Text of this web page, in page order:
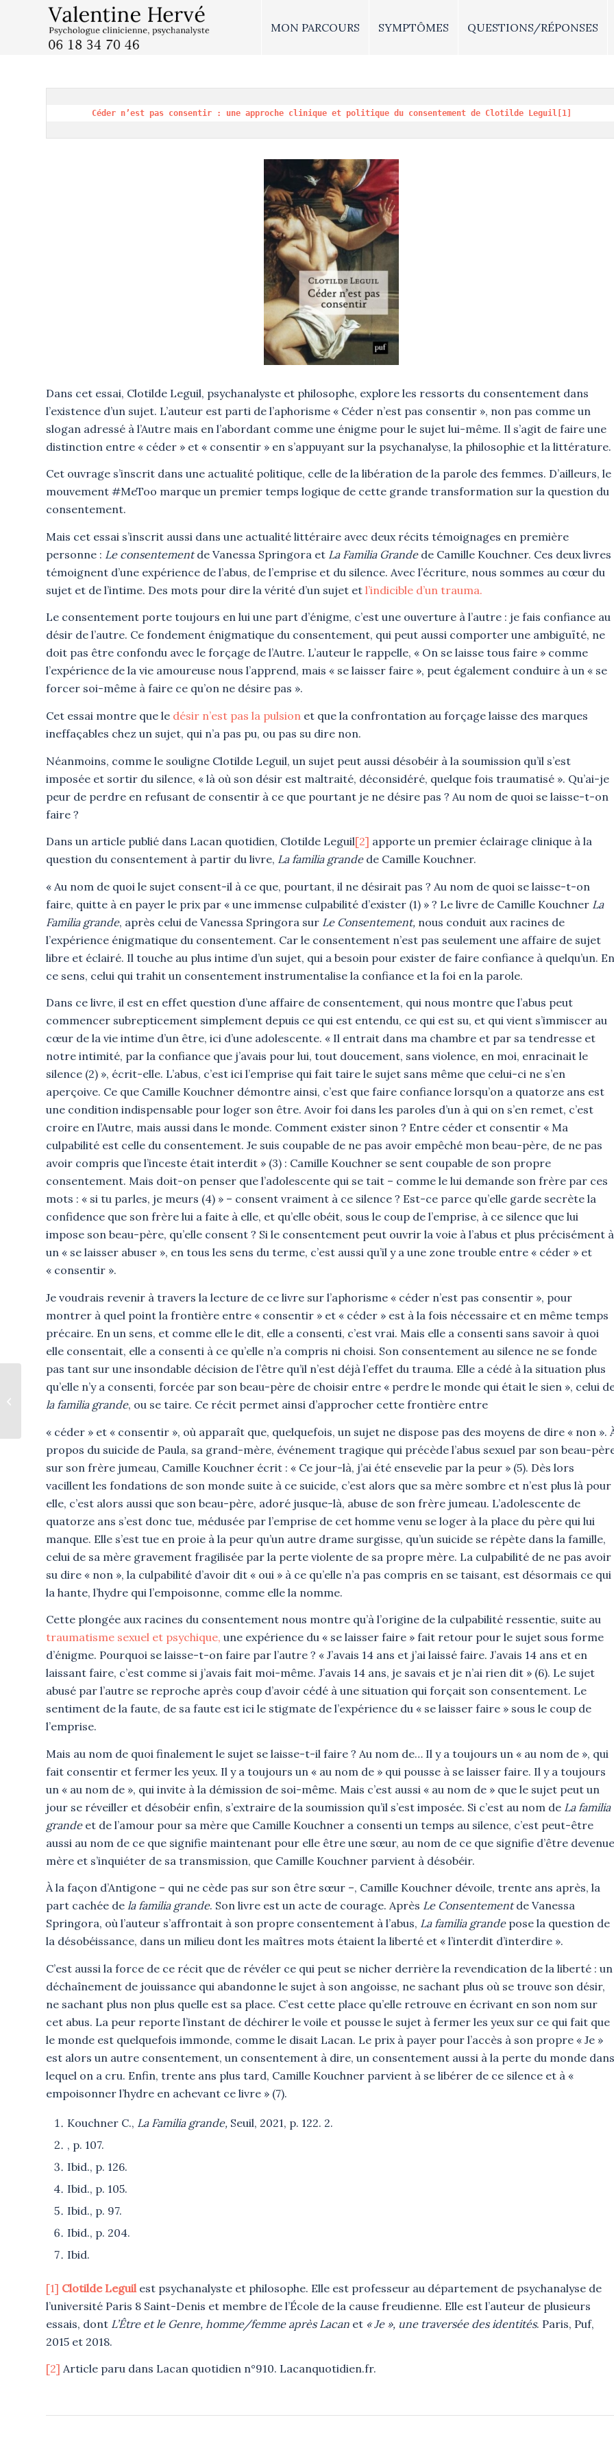
MON PARCOURS SYMPTÔMES QUESTIONS/RÉPONSES
Céder n’est pas consentir : une approche clinique et politique du consentement de Clotilde Leguil[1]
Dans cet essai, Clotilde Leguil, psychanalyste et philosophe, explore les ressorts du consentement dans
l’existence d’un sujet. L’auteur est parti de l’aphorisme « Céder n’est pas consentir », non pas comme un
slogan adressé à l’Autre mais en l’abordant comme une énigme pour le sujet lui-même. Il s’agit de faire une
distinction entre « céder » et « consentir » en s’appuyant sur la psychanalyse, la philosophie et la littérature.
Cet ouvrage s’inscrit dans une actualité politique, celle de la libération de la parole des femmes. D’ailleurs, le
mouvement #MeToo marque un premier temps logique de cette grande transformation sur la question du
consentement.
Mais cet essai s’inscrit aussi dans une actualité littéraire avec deux récits témoignages en première
personne : Le consentementde Vanessa Springora et La Familia Grandede Camille Kouchner. Ces deux livres
témoignent d’une expérience de l’abus, de l’emprise et du silence. Avec l’écriture, nous sommes au cœur du
sujet et de l’intime. Des mots pour dire la vérité d’un sujet et l’indicible d’un trauma.
Le consentement porte toujours en lui une part d’énigme, c’est une ouverture à l’autre : je fais confiance au
désir de l’autre. Ce fondement énigmatique du consentement, qui peut aussi comporter une ambiguïté, ne
doit pas être confondu avec le forçage de l’Autre. L’auteur le rappelle, « On se laisse tous faire » comme
l’expérience de la vie amoureuse nous l’apprend, mais « se laisser faire », peut également conduire à un « se
forcer soi-même à faire ce qu’on ne désire pas ».
Cet essai montre que le désir n’est pas la pulsion et que la confrontation au forçage laisse des marques
ineffaçables chez un sujet, qui n’a pas pu, ou pas su dire non.
Néanmoins, comme le souligne Clotilde Leguil, un sujet peut aussi désobéir à la soumission qu’il s’est
imposée et sortir du silence, « là où son désir est maltraité, déconsidéré, quelque fois traumatisé ». Qu’ai-je
peur de perdre en refusant de consentir à ce que pourtant je ne désire pas ? Au nom de quoi se laisse-t-on
faire ?
Dans un article publié dans Lacan quotidien, Clotilde Leguil[2] apporte un premier éclairage clinique à la
question du consentement à partir du livre, La familia grandede Camille Kouchner.
« Au nom de quoi le sujet consent-il à ce que, pourtant, il ne désirait pas ? Au nom de quoi se laisse-t-on
faire, quitte à en payer le prix par « une immense culpabilité d’exister (1) » ? Le livre de Camille Kouchner La
Familia grande, après celui de Vanessa Springora sur Le Consentement, nous conduit aux racines de
l’expérience énigmatique du consentement. Car le consentement n’est pas seulement une affaire de sujet
libre et éclairé. Il touche au plus intime d’un sujet, qui a besoin pour exister de faire confiance à quelqu’un. En
ce sens, celui qui trahit un consentement instrumentalise la confiance et la foi en la parole.
Dans ce livre, il est en effet question d’une affaire de consentement, qui nous montre que l’abus peut
commencer subrepticement simplement depuis ce qui est entendu, ce qui est su, et qui vient s’immiscer au
cœur de la vie intime d’un être, ici d’une adolescente. « Il entrait dans ma chambre et par sa tendresse et
notre intimité, par la confiance que j’avais pour lui, tout doucement, sans violence, en moi, enracinait le
silence (2) », écrit-elle. L’abus, c’est ici l’emprise qui fait taire le sujet sans même que celui-ci ne s’en
aperçoive. Ce que Camille Kouchner démontre ainsi, c’est que faire confiance lorsqu’on a quatorze ans est
une condition indispensable pour loger son être. Avoir foi dans les paroles d’un à qui on s’en remet, c’est
croire en l’Autre, mais aussi dans le monde. Comment exister sinon ? Entre céder et consentir « Ma
culpabilité est celle du consentement. Je suis coupable de ne pas avoir empêché mon beau-père, de ne pas
avoir compris que l’inceste était interdit » (3) : Camille Kouchner se sent coupable de son propre
consentement. Mais doit-on penser que l’adolescente qui se tait – comme le lui demande son frère par ces
mots : « si tu parles, je meurs (4) » – consent vraiment à ce silence ? Est-ce parce qu’elle garde secrète la
confidence que son frère lui a faite à elle, et qu’elle obéit, sous le coup de l’emprise, à ce silence que lui
impose son beau-père, qu’elle consent ? Si le consentement peut ouvrir la voie à l’abus et plus précisément à
un « se laisser abuser », en tous les sens du terme, c’est aussi qu’il y a une zone trouble entre « céder » et
« consentir ».
Je voudrais revenir à travers la lecture de ce livre sur l’aphorisme « céder n’est pas consentir », pour
montrer à quel point la frontière entre « consentir » et « céder » est à la fois nécessaire et en même temps
précaire. En un sens, et comme elle le dit, elle a consenti, c’est vrai. Mais elle a consenti sans savoir à quoi
elle consentait, elle a consenti à ce qu’elle n’a compris ni choisi. Son consentement au silence ne se fonde
pas tant sur une insondable décision de l’être qu’il n’est déjà l’effet du trauma. Elle a cédé à la situation plus
qu’elle n’y a consenti, forcée par son beau-père de choisir entre « perdre le monde qui était le sien », celui
la familia grande, ou se taire. Ce récit permet ainsi d’approcher cette frontière entre
« céder » et « consentir », où apparaît que, quelquefois, un sujet ne dispose pas des moyens de dire « non ».
propos du suicide de Paula, sa grand-mère, événement tragique qui précède l’abus sexuel par son beau-
sur son frère jumeau, Camille Kouchner écrit : « Ce jour-là, j’ai été ensevelie par la peur » (5). Dès lors
vacillent les fondations de son monde suite à ce suicide, c’est alors que sa mère sombre et n’est plus là pour
elle, c’est alors aussi que son beau-père, adoré jusque-là, abuse de son frère jumeau. L’adolescente de
quatorze ans s’est donc tue, médusée par l’emprise de cet homme venu se loger à la place du père qui lui
manque. Elle s’est tue en proie à la peur qu’un autre drame surgisse, qu’un suicide se répète dans la famille,
celui de sa mère gravement fragilisée par la perte violente de sa propre mère. La culpabilité de ne pas avoir
su dire « non », la culpabilité d’avoir dit « oui » à ce qu’elle n’a pas compris en se taisant, est désormais ce qui
la hante, l’hydre qui l’empoisonne, comme elle la nomme.
Cette plongée aux racines du consentement nous montre qu’à l’origine de la culpabilité ressentie, suite au
traumatisme sexuel et psychique, une expérience du « se laisser faire » fait retour pour le sujet sous forme
d’énigme. Pourquoi se laisse-t-on faire par l’autre ? « J’avais 14 ans et j’ai laissé faire. J’avais 14 ans et en
laissant faire, c’est comme si j’avais fait moi-même. J’avais 14 ans, je savais et je n’ai rien dit » (6). Le sujet
abusé par l’autre se reproche après coup d’avoir cédé à une situation qui forçait son consentement. Le
sentiment de la faute, de sa faute est ici le stigmate de l’expérience du « se laisser faire » sous le coup de
l’emprise.
Mais au nom de quoi finalement le sujet se laisse-t-il faire ? Au nom de… Il y a toujours un « au nom de », qui
fait consentir et fermer les yeux. Il y a toujours un « au nom de » qui pousse à se laisser faire. Il y a toujours
un « au nom de », qui invite à la démission de soi-même. Mais c’est aussi « au nom de » que le sujet peut un
jour se réveiller et désobéir enfin, s’extraire de la soumission qu’il s’est imposée. Si c’est au nom de La familia
grandeet de l’amour pour sa mère que Camille Kouchner a consenti un temps au silence, c’est peut-être
aussi au nom de ce que signifie maintenant pour elle être une sœur, au nom de ce que signifie d’être devenue
mère et s’inquiéter de sa transmission, que Camille Kouchner parvient à désobéir.
À la façon d’Antigone – qui ne cède pas sur son être sœur –, Camille Kouchner dévoile, trente ans après, la
part cachée de la familia grande. Son livre est un acte de courage. Après Le Consentementde Vanessa
Springora, où l’auteur s’affrontait à son propre consentement à l’abus, La familia grandepose la question de
la désobéissance, dans un milieu dont les maîtres mots étaient la liberté et « l’interdit d’interdire ».
C’est aussi la force de ce récit que de révéler ce qui peut se nicher derrière la revendication de la liberté : un
déchaînement de jouissance qui abandonne le sujet à son angoisse, ne sachant plus où se trouve son désir,
ne sachant plus non plus quelle est sa place. C’est cette place qu’elle retrouve en écrivant en son nom sur
cet abus. La peur reporte l’instant de déchirer le voile et pousse le sujet à fermer les yeux sur ce qui fait que
le monde est quelquefois immonde, comme le disait Lacan. Le prix à payer pour l’accès à son propre « Je »
est alors un autre consentement, un consentement à dire, un consentement aussi à la perte du monde dans
lequel on a cru. Enfin, trente ans plus tard, Camille Kouchner parvient à se libérer de ce silence et à «
empoisonner l’hydre en achevant ce livre » (7).
Kouchner C., La Familia grande, Seuil, 2021, p. 122. 2.
, p. 107.
Ibid., p. 126.
Ibid., p. 105.
Ibid., p. 97.
Ibid., p. 204.
Ibid.
[1] Clotilde Leguil est psychanalyste et philosophe. Elle est professeur au département de psychanalyse de
l’université Paris 8 Saint-Denis et membre de l’École de la cause freudienne. Elle est l’auteur de plusieurs
essais, dont L’Être et le Genre, homme/femme après Lacan et « Je », une traversée des identités. Paris, Puf,
2015 et 2018.
[2] Article paru dans Lacan quotidien n°910. Lacanquotidien.fr.
L’alcool au féminin